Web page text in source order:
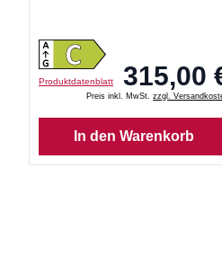
Produktdatenblatt 315,00
Preis inkl. MwSt.zzgl.
In den Warenkorb